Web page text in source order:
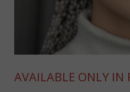
AVAILABLE ONLY IN